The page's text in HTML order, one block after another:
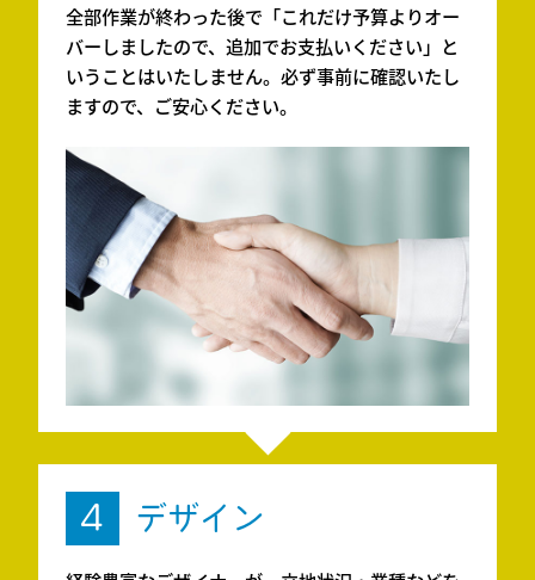
全部作業が終わった後で「これだけ予算よりオー
バーしましたので、追加でお支払いください」と
いうことはいたしません。必ず事前に確認いたし
ますので、ご安心ください。
4 デザイン